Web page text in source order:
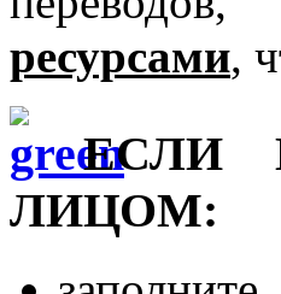
ресурсами,
ЕСЛИ
ЛИЦОМ: